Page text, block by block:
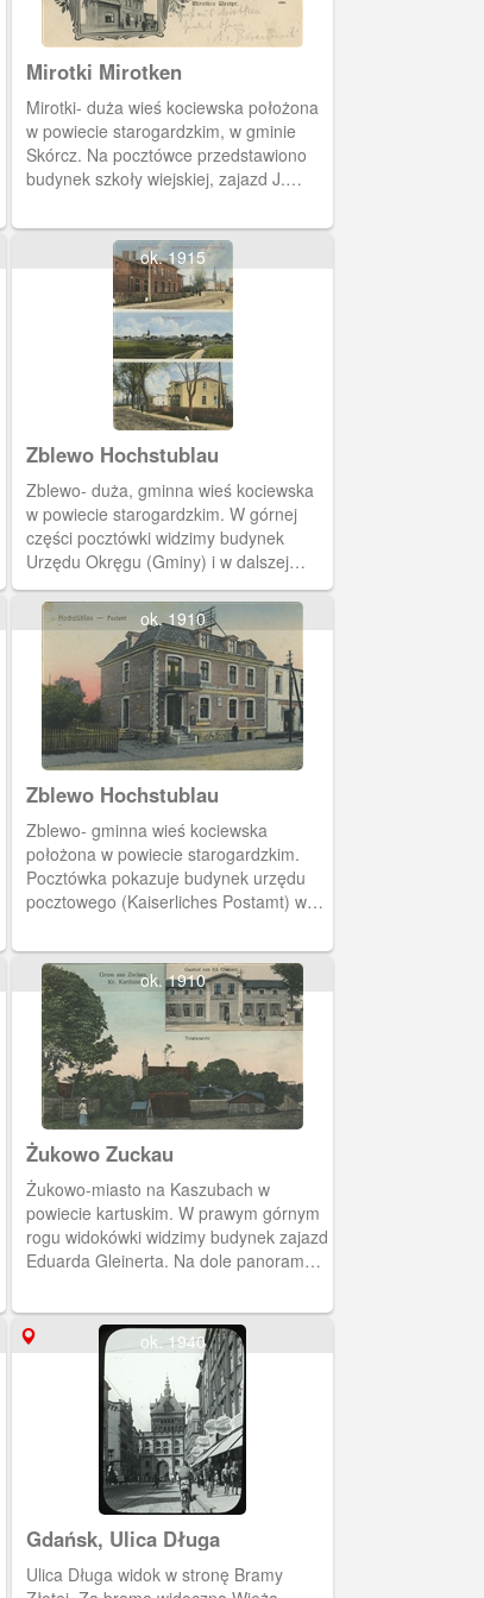
Mirotki Mirotken
Mirotki- duża wieś kociewska położona
w powiecie starogardzkim, w gminie
Skórcz. Na pocztówce przedstawiono
budynek szkoły wiejskiej, zajazd J.
(linia kolejowa Skórcz-Smętowo).
ok. 1915
Zblewo Hochstublau
Zblewo- duża, gminna wieś kociewska
w powiecie starogardzkim. W górnej
części pocztówki widzimy budynek
Urzędu Okręgu (Gminy) i w dalszej
perspektywie neogotycki kościół św.
Michała Archanioła. W części
środkowej- panorama wsi.
ok. 1910
Zblewo Hochstublau
Zblewo- gminna wieś kociewska
położona w powiecie starogardzkim.
Pocztówka pokazuje budynek urzędu
pocztowego (Kaiserliches Postamt) w
ok. 1910
Żukowo Zuckau
Żukowo-miasto na Kaszubach w
powiecie kartuskim. W prawym górnym
rogu widokówki widzimy budynek zajazd
Eduarda Gleinerta. Na dole panorama
kościołem p.w. Wniebowzięcia
Najświętszej Maryi Panny. Ten gotycki
kościół wzniosły w XIV wieku żukowskie
norbertanki.
ok. 1940
Gdańsk, Ulica Długa
Ulica Długa widok w stronę Bramy